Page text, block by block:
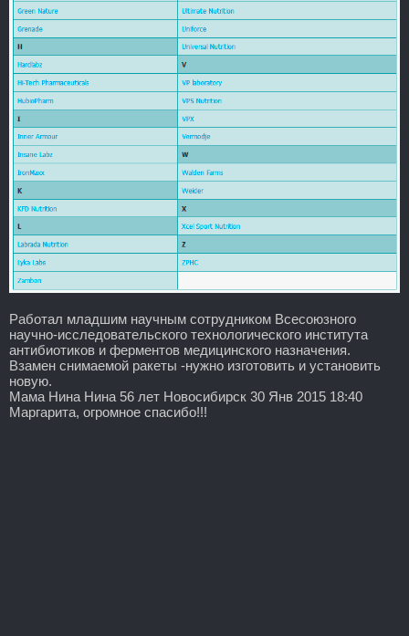
Работал младшим научным сотрудником Всесоюзного
научно-исследовательского технологического института
антибиотиков и ферментов медицинского назначения.
Взамен снимаемой ракеты -нужно изготовить и установить
новую.
Мама Нина Нина 56 лет Новосибирск 30 Янв 2015 18:40
Маргарита, огромное спасибо!!!